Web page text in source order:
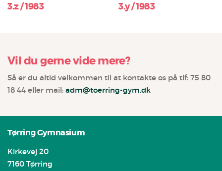
3.z / 1983 3.y / 1983
Vil du gerne vide mere?
Så er du altid velkommen til at kontakte os på tlf: 75 80
18 44 eller mail: adm@toerring-gym.dk
Tørring Gymnasium
Kirkevej 20
7160 Tørring